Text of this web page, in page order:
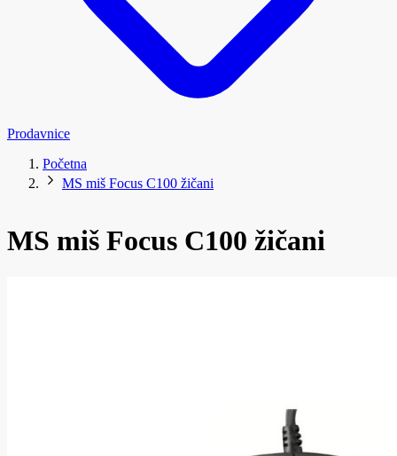
Prodavnice
Početna
MS miš Focus C100 žičani
MS miš Focus C100 žičani